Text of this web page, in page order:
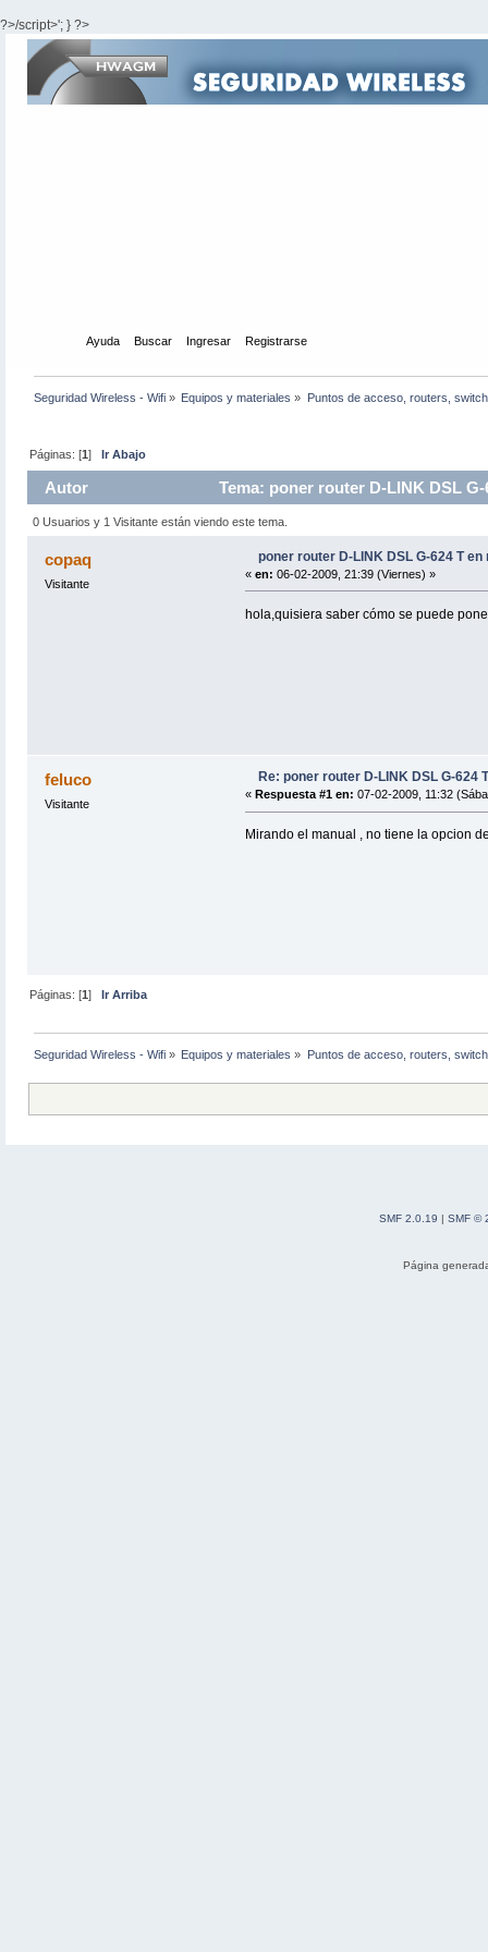
?>/script>'; } ?>
Ayuda Buscar Ingresar Registrarse
Seguridad Wireless - Wifi » Equipos y materiales » Puntos de acceso, routers,
Páginas: [1]Ir Abajo
Autor Tema: poner router D-LINK DSL
0 Usuarios y 1 Visitante están viendo este tema.
copaq
Visitante
poner router D-LINK DSL G-624 T
« en: 06-02-2009, 21:39 (Viernes) »
hola,quisiera saber cómo se puede
feluco
Visitante
Re: poner router D-LINK DSL G-624
« Respuesta #1 en: 07-02-2009, 11:32
Mirando el manual , no tiene la opcion
Páginas: [1] Ir Arriba
Seguridad Wireless - Wifi » Equipos y materiales » Puntos de acceso, routers,
SMF 2.0.19 | SMF ©
Página